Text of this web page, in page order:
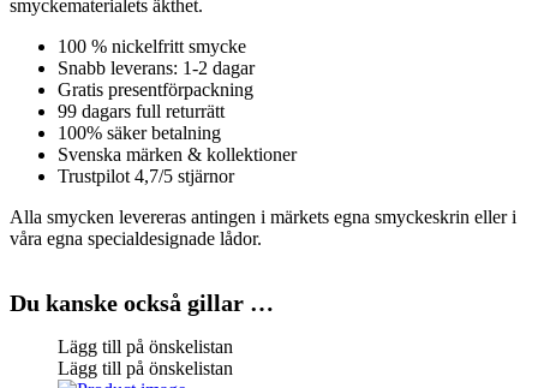
smyckematerialets äkthet.
100 % nickelfritt smycke
Snabb leverans: 1-2 dagar
Gratis presentförpackning
99 dagars full returrätt
100% säker betalning
Svenska märken & kollektioner
Trustpilot 4,7/5 stjärnor
Alla smycken levereras antingen i märkets egna smyckeskrin eller i
våra egna specialdesignade lådor.
Du kanske också gillar …
Lägg till på önskelistan
Lägg till på önskelistan